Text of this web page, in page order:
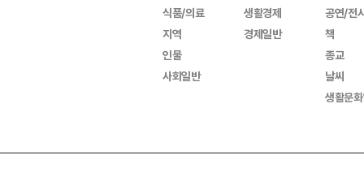
식품/의료
지역
인물
사회일반
생활경제
경제일반
공연/전
책
종교
날씨
생활문